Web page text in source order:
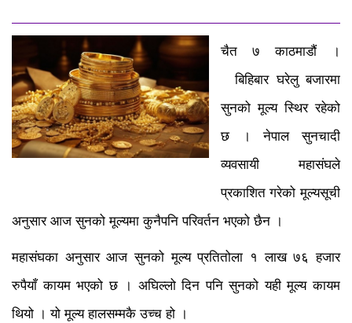
चैत ७ काठमाडौं ।
बिहिबार घरेलु बजारमा
सुनको मूल्य स्थिर रहेको
छ । नेपाल सुनचादी
व्यवसायी महासंघले
प्रकाशित गरेको मूल्यसूची
अनुसार आज सुनको मूल्यमा कुनैपनि परिवर्तन भएको छैन ।
महासंघका अनुसार आज सुनको मूल्य प्रतितोला १ लाख ७६ हजार
रुपैयाँ कायम भएको छ । अघिल्लो दिन पनि सुनको यही मूल्य कायम
थियो । यो मूल्य हालसम्मकै उच्च हो ।